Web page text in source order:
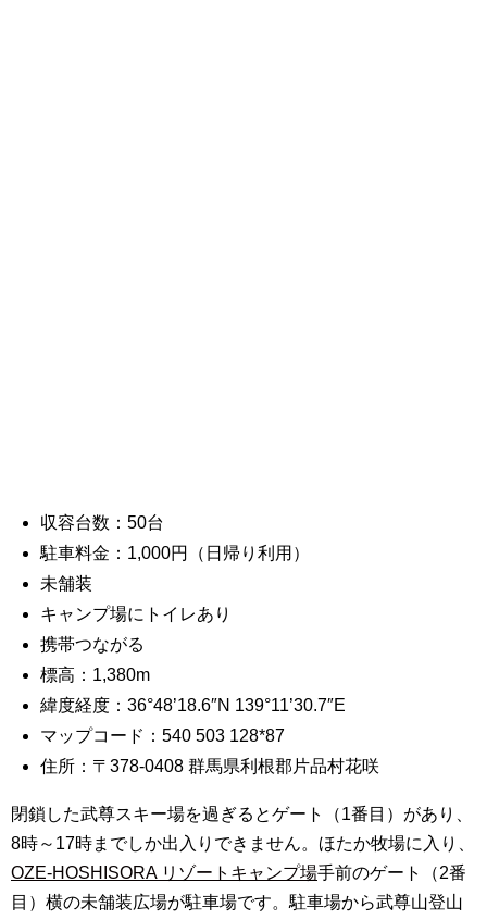
収容台数：50台
駐車料金：1,000円（日帰り利用）
未舗装
キャンプ場にトイレあり
携帯つながる
標高：1,380m
緯度経度：36°48’18.6″N 139°11’30.7″E
マップコード：540 503 128*87
住所：〒378-0408 群馬県利根郡片品村花咲
閉鎖した武尊スキー場を過ぎるとゲート（1番目）があり、
8時～17時までしか出入りできません。ほたか牧場に入り、
OZE-HOSHISORA リゾートキャンプ場手前のゲート（2番
目）横の未舗装広場が駐車場です。駐車場から武尊山登山